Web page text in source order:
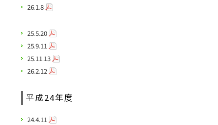
26.1.8
25.5.20
25.9.11
25.11.13
26.2.12
平成24年度
24.4.11